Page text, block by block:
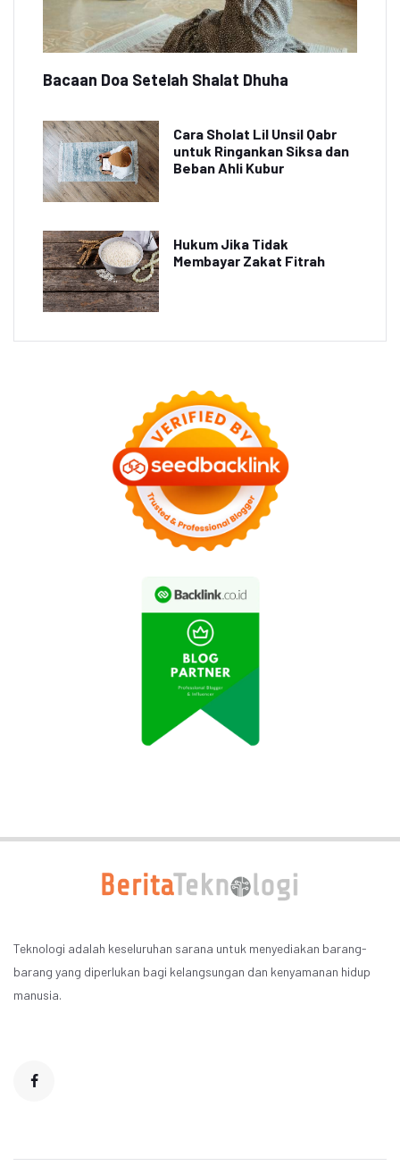
Bacaan Doa Setelah Shalat Dhuha
Cara Sholat Lil Unsil Qabr
untuk Ringankan Siksa dan
Beban Ahli Kubur
Hukum Jika Tidak
Membayar Zakat Fitrah
Teknologi adalah keseluruhan sarana untuk menyediakan barang-
barang yang diperlukan bagi kelangsungan dan kenyamanan hidup
manusia.